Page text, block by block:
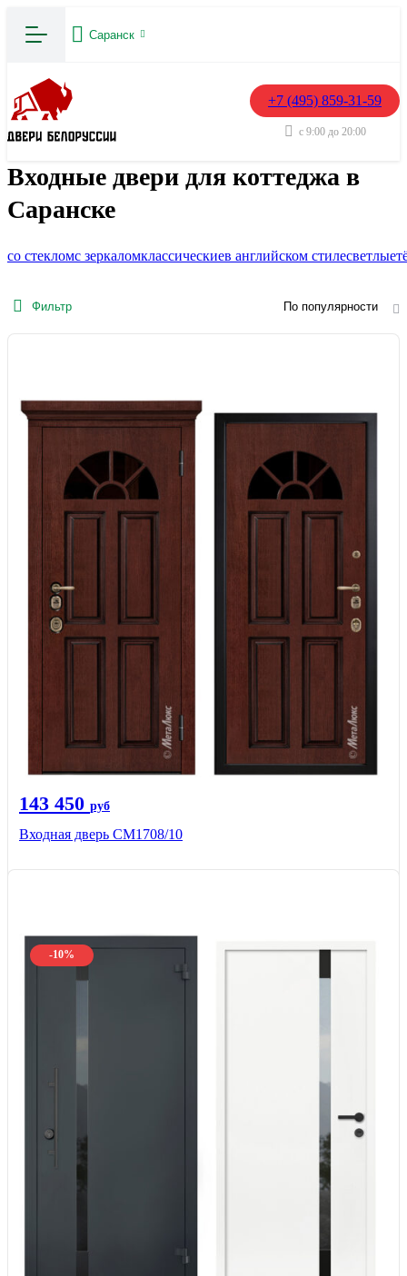
Саранск
+7 (495) 859-31-59
с 9:00 до 20:00
Входные двери для коттеджа в
Саранске
со стекломс зеркаломклассическиев английском стилесветлые
Фильтр По популярности
143 450 руб
Входная дверь CМ1708/10
-10%